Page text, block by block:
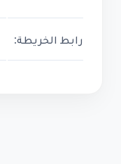
رابط الخريطة: